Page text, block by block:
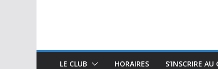
LE CLUB HORAIRES S’INSCRIRE AU